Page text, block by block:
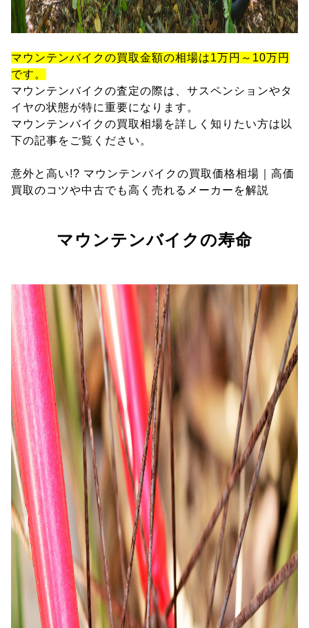
マウンテンバイクの買取金額の相場は1万円～10万円
です。
マウンテンバイクの査定の際は、サスペンションやタ
イヤの状態が特に重要になります。
マウンテンバイクの買取相場を詳しく知りたい方は以
下の記事をご覧ください。
意外と高い!? マウンテンバイクの買取価格相場｜高価
買取のコツや中古でも高く売れるメーカーを解説
マウンテンバイクの寿命